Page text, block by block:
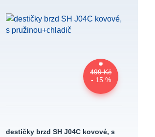
499 Kč
- 15 %
destičky brzd SH J04C kovové, s